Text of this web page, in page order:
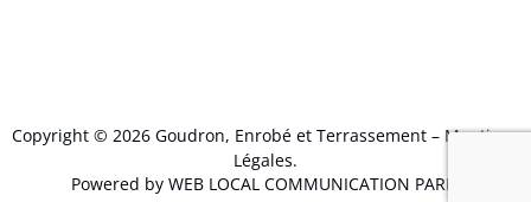
Copyright © 2026 Goudron, Enrobé et Terrassement – Mentions
Légales.
Powered by WEB LOCAL COMMUNICATION PARIS